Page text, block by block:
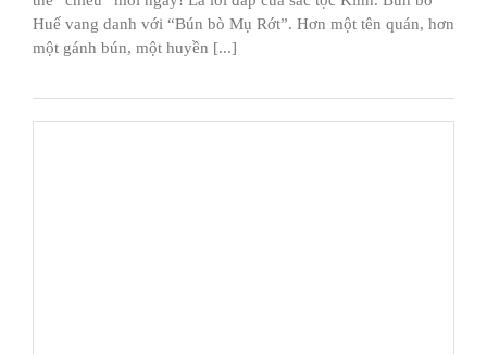
Huế vang danh với “Bún bò Mụ Rớt”. Hơn một tên quán, hơn
một gánh bún, một huyền [...]